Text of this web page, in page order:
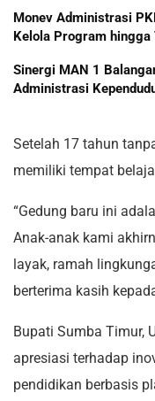
Monev Administrasi
Kelola Program hingga
Sinergi MAN 1
Administrasi
Setelah 17 tahun
memiliki tempat
“Gedung baru ini
Anak-anak kami
layak, ramah
berterima kasih
Bupati Sumba Timur,
apresiasi terhadap
pendidikan berbasis